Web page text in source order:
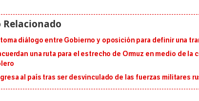
diálogo entre Gobierno y oposición para definir una
una ruta para el estrecho de Ormuz en medio de la
al país tras ser desvinculado de las fuerzas militares
al sur de Japón,